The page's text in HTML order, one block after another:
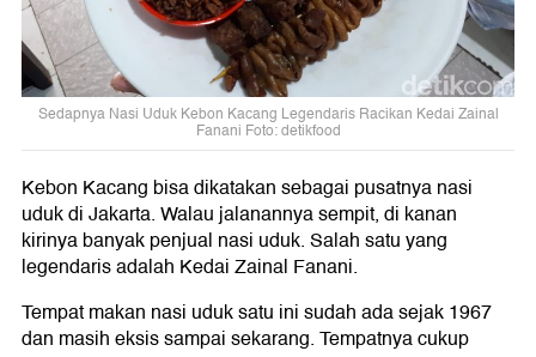
Sedapnya Nasi Uduk Kebon Kacang Legendaris Racikan Kedai Zainal
Fanani Foto: detikfood
Kebon Kacang bisa dikatakan sebagai pusatnya nasi
uduk di Jakarta. Walau jalanannya sempit, di kanan
kirinya banyak penjual nasi uduk. Salah satu yang
legendaris adalah Kedai Zainal Fanani.
Tempat makan nasi uduk satu ini sudah ada sejak 1967
dan masih eksis sampai sekarang. Tempatnya cukup